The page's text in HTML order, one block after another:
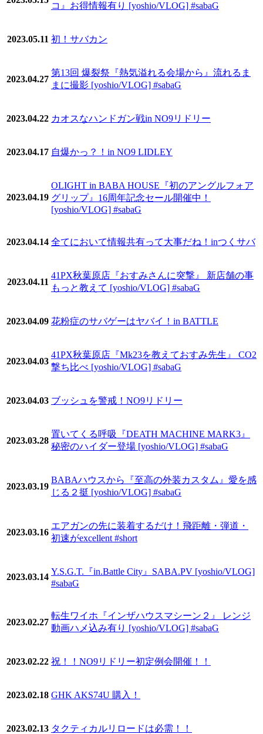
コ』お得情報有り [yoshio/VLOG] #sabaG
2023.05.11 初！サバカン
2023.04.27
第13回 爆裂祭『熱気溢れる会場から』流れるま
まに撮影 [yoshio/VLOG] #sabaG
2023.04.22 カオスなハンドガン戦in NO9リドリー
2023.04.17 自爆かっ？！in NO9 LIDLEY
2023.04.19
OLIGHT in BABA HOUSE『初のアングルフォア
グリップ』16周年記念セール開催中！
[yoshio/VLOG] #sabaG
2023.04.14 全てにおいて情報共有って大事だね！inつくサバ
2023.04.11
41PX秋葉原店『おすみさんに突撃』 新店舗の事
もっと教えて [yoshio/VLOG] #sabaG
2023.04.09 花粉症のサバゲーはヤバイ！in BATTLE
2023.04.03
41PX秋葉原店『Mk23を教えておすみ先生』 CO2
撃ち比べ [yoshio/VLOG] #sabaG
2023.04.03 ブッシュを警戒！NO9リドリー
2023.03.28
置いてくる呼吸『DEATH MACHINE MARK3』
秘密のハイダー登場 [yoshio/VLOG] #sabaG
2023.03.19
BABAハウスから『至高の外装カスタム』愛を感
じる２挺 [yoshio/VLOG] #sabaG
2023.03.16
エアガンの先に装着するだけ！飛距離・弾道・
初速がexcellent #short
2023.03.14
Y.S.G.T.『in.Battle City』SABA.PV [yoshio/VLOG]
#sabaG
2023.02.27
転生ワイホ『インザハウスマシーン２』 レンジ
動画ハメ込み有り [yoshio/VLOG] #sabaG
2023.02.22 祝！！NO9リドリー初定例会開催！！
2023.02.18 GHK AKS74U 購入！
2023.02.13 タクティカルリロードは必需！！